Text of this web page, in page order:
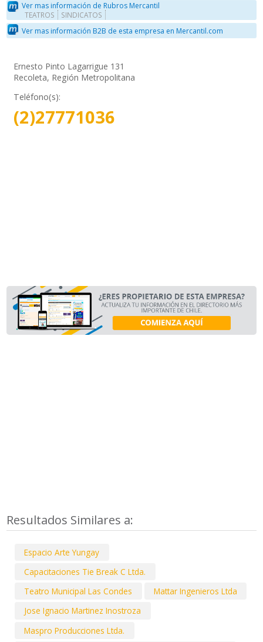
Ver mas información de Rubros Mercantil
TEATROS SINDICATOS
Ver mas información B2B de esta empresa en Mercantil.com
Ernesto Pinto Lagarrigue 131
Recoleta, Región Metropolitana
Teléfono(s):
(2)27771036
Resultados Similares a:
Espacio Arte Yungay
Capacitaciones Tie Break C Ltda.
Teatro Municipal Las Condes
Mattar Ingenieros Ltda
Jose Ignacio Martinez Inostroza
Maspro Producciones Ltda.